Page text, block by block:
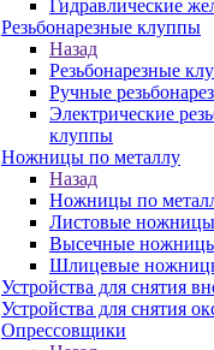
Гидравлические
Резьбонарезные клуппы
Назад
Резьбонарезные
Ручные
Электрические
клуппы
Ножницы по металлу
Назад
Ножницы по
Листовые
Высечные
Шлицевые
Устройства для снятия
Устройства для снятия
Опрессовщики